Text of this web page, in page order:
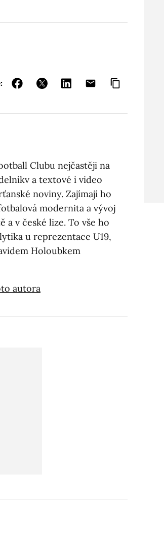
Clubu nejčastěji na
a textové i video
noviny. Zajímají ho
modernita a vývoj
a v české lize. To vše ho
u reprezentace U19,
Holoubkem
autora